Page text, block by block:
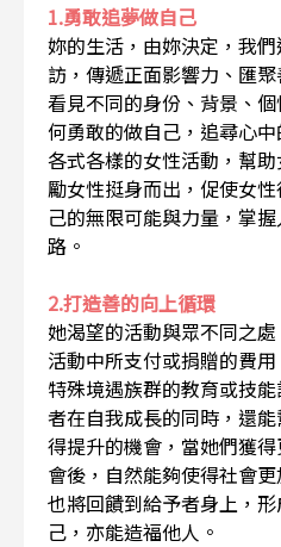
1.勇敢追夢做自己
妳的生活，由妳決定，我
訪，傳遞正面影響力、匯
看見不同的身份、背景、
何勇敢的做自己，追尋心
各式各樣的女性活動，幫
勵女性挺身而出，促使女
己的無限可能與力量，掌
路。
2.打造善的向上循環
她渴望的活動與眾不同之
活動中所支付或捐贈的費
特殊境遇族群的教育或技
者在自我成長的同時，還
得提升的機會，當她們獲
會後，自然能夠使得社會
也將回饋到給予者身上，
己，亦能造福他人。